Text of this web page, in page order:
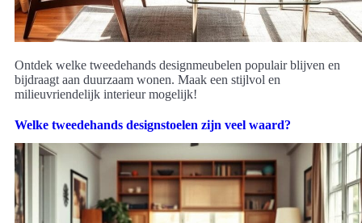
Ontdek welke tweedehands designmeubelen populair blijven en
bijdraagt aan duurzaam wonen. Maak een stijlvol en
milieuvriendelijk interieur mogelijk!
Welke tweedehands designstoelen zijn veel waard?